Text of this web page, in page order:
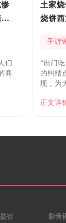
们
商
土家
烧饼西
手游
“出门
的纠结
现，为
正文详
智 影音